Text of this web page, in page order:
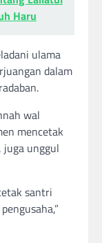
Haru
ulama
dalam
wal
mencetak
juga unggul
santri